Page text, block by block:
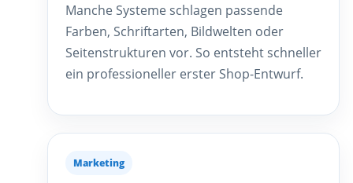
Manche Systeme schlagen passende
Farben, Schriftarten, Bildwelten oder
Seitenstrukturen vor. So entsteht schneller
ein professioneller erster Shop-Entwurf.
Marketing